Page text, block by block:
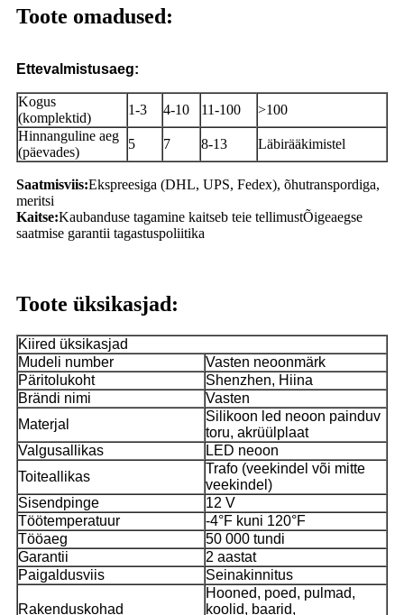
Toote omadused:
Ettevalmistusaeg:
Kogus
(komplektid)
1-3 4-10 11-100
>100
Hinnanguline aeg
(päevades)
5 7 8-13 Läbirääkimistel
Saatmisviis:Ekspreesiga (DHL, UPS, Fedex), õhutranspordiga,
meritsi
Kaitse:Kaubanduse tagamine kaitseb teie tellimustÕigeaegse
saatmise garantii tagastuspoliitika
Toote üksikasjad:
Kiired üksikasjad
Mudeli number
Vasten neoonmärk
Päritolukoht
Shenzhen, Hiina
Brändi nimi
Vasten
Materjal
Silikoon led neoon painduv
toru, akrüülplaat
Valgusallikas
LED neoon
Toiteallikas
Trafo (veekindel või mitte
veekindel)
Sisendpinge
12 V
Töötemperatuur
-4°F kuni 120°F
Tööaeg
50 000 tundi
Garantii
2 aastat
Paigaldusviis
Seinakinnitus
Rakenduskohad
Hooned, poed, pulmad,
koolid, baarid,